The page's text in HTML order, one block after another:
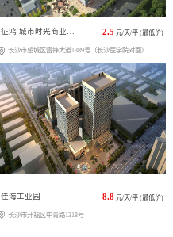
征鸿-城市时光商业广场 2.5 元/天/平 (最低价)
长沙市望城区雷锋大道1389号（长沙医学院对面）
佳海工业园 8.8 元/天/平 (最低价)
长沙市开福区中青路1318号